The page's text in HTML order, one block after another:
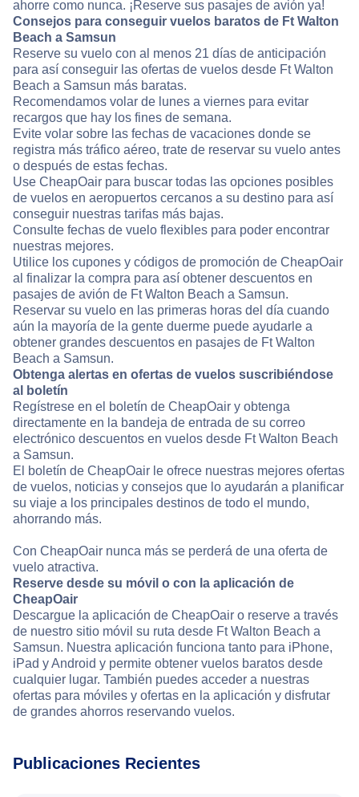
ahorre como nunca. ¡Reserve sus pasajes de avión ya!
Consejos para conseguir vuelos baratos de Ft Walton
Beach a Samsun
Reserve su vuelo con al menos 21 días de anticipación
para así conseguir las ofertas de vuelos desde Ft Walton
Beach a Samsun más baratas.
Recomendamos volar de lunes a viernes para evitar
recargos que hay los fines de semana.
Evite volar sobre las fechas de vacaciones donde se
registra más tráfico aéreo, trate de reservar su vuelo antes
o después de estas fechas.
Use CheapOair para buscar todas las opciones posibles
de vuelos en aeropuertos cercanos a su destino para así
conseguir nuestras tarifas más bajas.
Consulte fechas de vuelo flexibles para poder encontrar
nuestras mejores.
Utilice los cupones y códigos de promoción de CheapOair
al finalizar la compra para así obtener descuentos en
pasajes de avión de Ft Walton Beach a Samsun.
Reservar su vuelo en las primeras horas del día cuando
aún la mayoría de la gente duerme puede ayudarle a
obtener grandes descuentos en pasajes de Ft Walton
Beach a Samsun.
Obtenga alertas en ofertas de vuelos suscribiéndose
al boletín
Regístrese en el boletín de CheapOair y obtenga
directamente en la bandeja de entrada de su correo
electrónico descuentos en vuelos desde Ft Walton Beach
a Samsun.
El boletín de CheapOair le ofrece nuestras mejores ofertas
de vuelos, noticias y consejos que lo ayudarán a planificar
su viaje a los principales destinos de todo el mundo,
ahorrando más.
Con CheapOair nunca más se perderá de una oferta de
vuelo atractiva.
Reserve desde su móvil o con la aplicación de
CheapOair
Descargue la aplicación de CheapOair o reserve a través
de nuestro sitio móvil su ruta desde Ft Walton Beach a
Samsun. Nuestra aplicación funciona tanto para iPhone,
iPad y Android y permite obtener vuelos baratos desde
cualquier lugar. También puedes acceder a nuestras
ofertas para móviles y ofertas en la aplicación y disfrutar
de grandes ahorros reservando vuelos.
Publicaciones Recientes